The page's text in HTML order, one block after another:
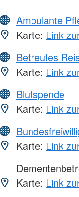
Ambulante
Karte: Link
Betreutes
Karte: Link
Blutspende
Karte: Link
Karte: Link
Karte: Link